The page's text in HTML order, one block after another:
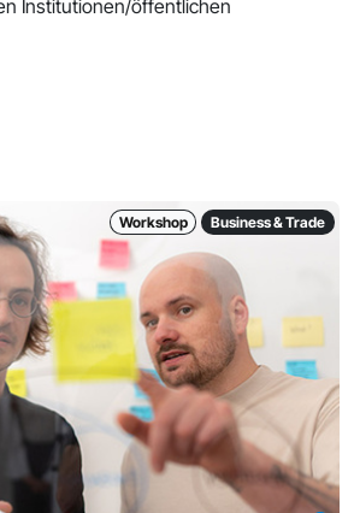
Institutionen/öffentlichen
Workshop Business & Trade